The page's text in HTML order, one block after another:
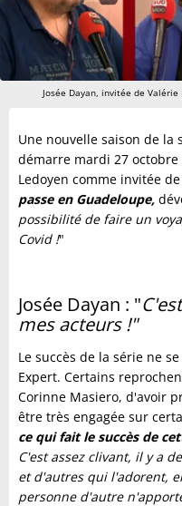
Josée Dayan, invitée de
Une nouvelle saison de la
démarre mardi 27 octobre
Ledoyen comme invitée
passe en Guadeloupe,
possibilité de faire un
Covid !"
Josée Dayan : "
mes acteurs !"
Le succès de la série ne
Expert. Certains
Corinne Masiero, d'avoir
être très engagée sur
ce qui fait le succès de
C'est assez clivant, il y a
et d'autres qui l'adorent,
personne d'autre